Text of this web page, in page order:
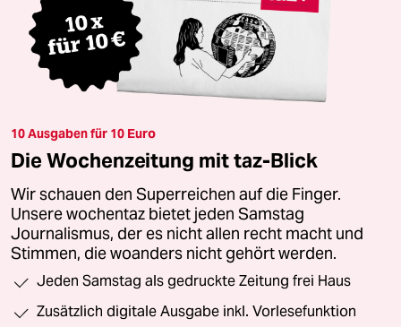
10 Ausgaben für 10 Euro
Die Wochenzeitung mit taz-Blick
Wir schauen den Superreichen auf die Finger.
Unsere wochentaz bietet jeden Samstag
Journalismus, der es nicht allen recht macht und
Stimmen, die woanders nicht gehört werden.
Jeden Samstag als gedruckte Zeitung frei Haus
Zusätzlich digitale Ausgabe inkl. Vorlesefunktion